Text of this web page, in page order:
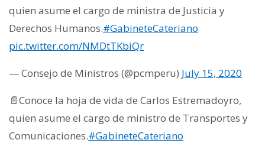
quien asume el cargo de ministra de Justicia y
Derechos Humanos.#GabineteCateriano
pic.twitter.com/NMDtTKbiQr
— Consejo de Ministros (@pcmperu) July 15, 2020
📄Conoce la hoja de vida de Carlos Estremadoyro,
quien asume el cargo de ministro de Transportes y
Comunicaciones.#GabineteCateriano